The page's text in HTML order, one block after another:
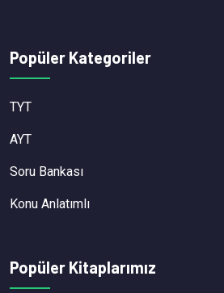
Popüler Kategoriler
TYT
AYT
Soru Bankası
Konu Anlatımlı
Popüler Kitaplarımız